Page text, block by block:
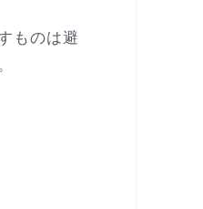
ものは避